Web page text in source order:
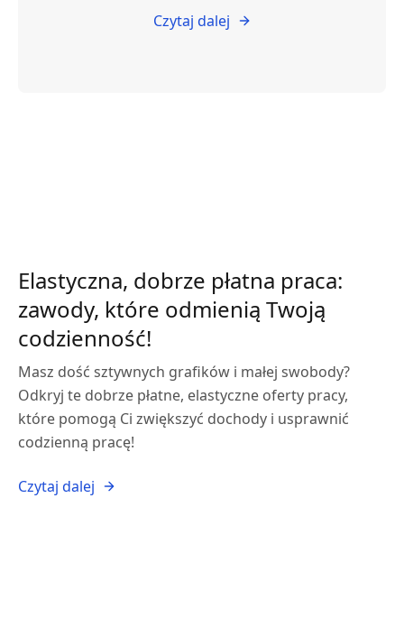
Czytaj dalej
Elastyczna, dobrze płatna praca:
zawody, które odmienią Twoją
codzienność!
Masz dość sztywnych grafików i małej swobody?
Odkryj te dobrze płatne, elastyczne oferty pracy,
które pomogą Ci zwiększyć dochody i usprawnić
codzienną pracę!
Czytaj dalej